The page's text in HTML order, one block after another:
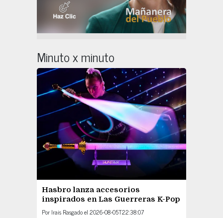
Minuto x minuto
Hasbro lanza accesorios
inspirados en Las Guerreras K-Pop
Por Irais Rasgadoel 2026-08-05T22:38:07